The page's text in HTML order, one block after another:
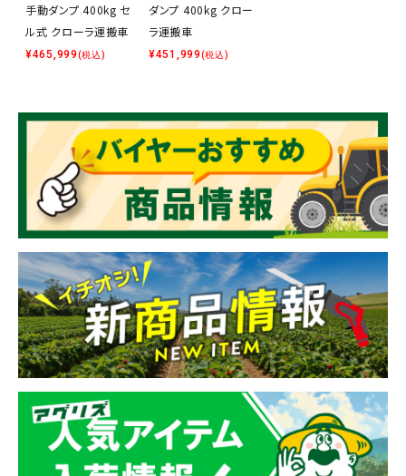
手動ダンプ 400kg セ
ル式 クローラ運搬車
¥465,999(税込)
ダンプ 400kg クロー
ラ運搬車
¥451,999(税込)